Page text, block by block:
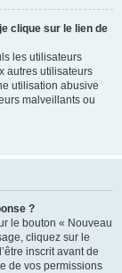
clique sur le lien de
les utilisateurs
autres utilisateurs
utilisation abusive
malveillants ou
?
le bouton « Nouveau
cliquez sur le
inscrit avant de
de vos permissions